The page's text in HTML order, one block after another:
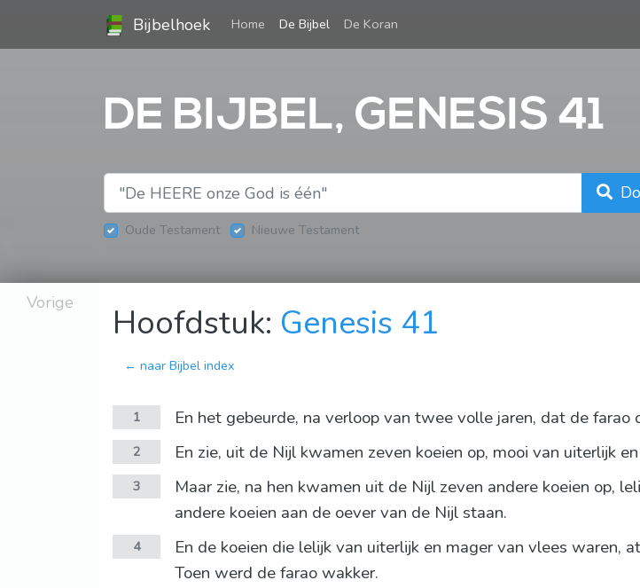
Bijbelhoek Home (current)
De Bijbel De Koran
DE BIJBEL, GENESIS 41
Oude Testament Nieuwe Testament
Vorige Hoofdstuk: Genesis 41
← naar Bijbel index
1 En het gebeurde, na verloop van twee volle jaren, dat de farao
2 En zie, uit de Nijl kwamen zeven koeien op, mooi van uiterlijk
3
Maar zie, na hen kwamen uit de Nijl zeven andere koeien op,
andere koeien aan de oever van de Nijl staan.
4
En de koeien die lelijk van uiterlijk en mager van vlees waren,
Toen werd de farao wakker.